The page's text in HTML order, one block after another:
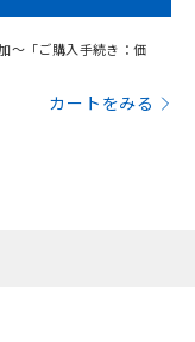
～「ご購入手続き：価
カートをみる